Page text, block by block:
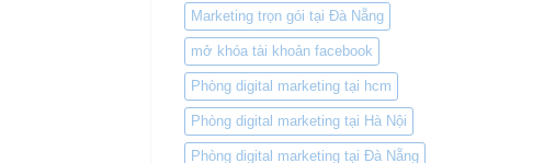
Marketing trọn gói tại Đà Nẵng
mở khóa tài khoản facebook
Phòng digital marketing tại hcm
Phòng digital marketing tại Hà Nội
Phòng digital marketing tại Đà Nẵng